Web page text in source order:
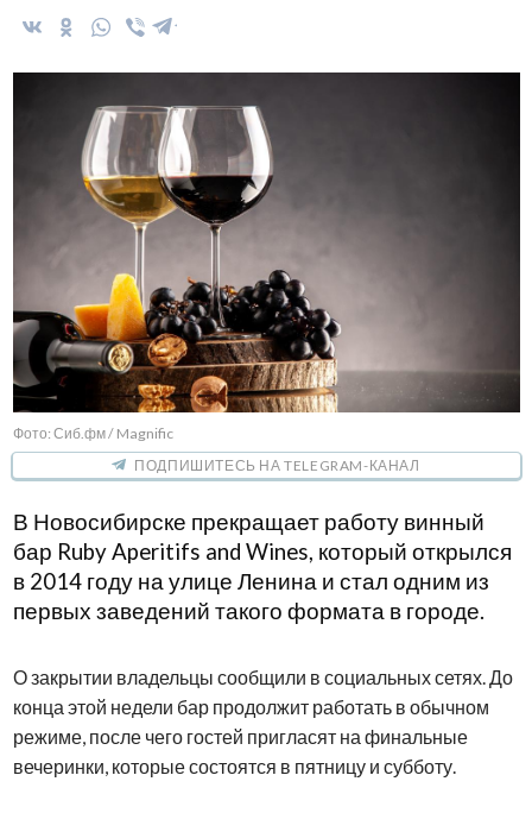
Фото: Сиб.фм / Magnific
ПОДПИШИТЕСЬ НА TELEGRAM-КАНАЛ
В Новосибирске прекращает работу винный
бар Ruby Aperitifs and Wines, который открылся
в 2014 году на улице Ленина и стал одним из
первых заведений такого формата в городе.
О закрытии владельцы сообщили в социальных сетях. До
конца этой недели бар продолжит работать в обычном
режиме, после чего гостей пригласят на финальные
вечеринки, которые состоятся в пятницу и субботу.